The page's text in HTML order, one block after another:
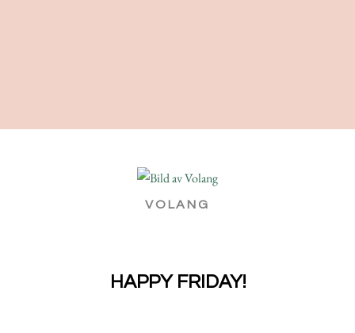
VOLANG
HAPPY FRIDAY!